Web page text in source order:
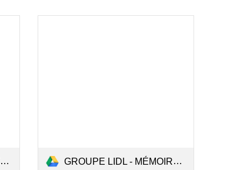
GROUPE LIDL - MÉMOIRE.pdf